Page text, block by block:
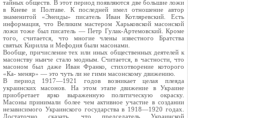
тайных обществ. В этот период появляются две большие ложи
в Киеве и Полтаве. К последней имел отношение автор
знаменитой «Энеиды» писатель Иван Котляревский. Есть
информация, что Великим мастером Харьковской масонской
ложи тоже был писатель — Петр Гулак-Артемовский. Кроме
того, считается, что многие члены известного Братства
святых Кирилла и Мефодия были масонами.
Вообще, причисление тех или иных общественных деятелей к
масонству нынче стало модным. Считается, в частности, что
масоном был даже Иван Франко, стихотворение которого
«Ка- меняр» — это чуть ли не гимн масонскому движению.
В период 1917—1921 годов возникает целая плеяда
украинских масонов. На этом этапе движение в Украине
приобретает ярко выраженную политическую окраску.
Масоны принимали более чем активное участие в создании
независимого Украинского государства в 1918—1920 годах.
Достаточно сказать, что председатель Украинской